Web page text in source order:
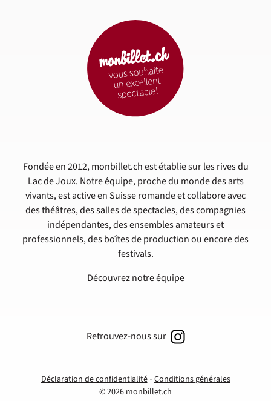
Fondée en 2012, monbillet.ch est établie sur les rives du
Lac de Joux. Notre équipe, proche du monde des arts
vivants, est active en Suisse romande et collabore avec
des théâtres, des salles de spectacles, des compagnies
indépendantes, des ensembles amateurs et
professionnels, des boîtes de production ou encore des
festivals.
Découvrez notre équipe
Déclaration de confidentialité Conditions générales
© 2026 monbillet.ch
Retrouvez-nous sur